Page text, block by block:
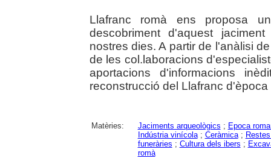
Llafranc romà ens proposa
descobriment d'aquest
nostres dies. A partir de l'anàlisi
de les col.laboracions
aportacions d'informacions
reconstrucció del Llafranc d'època
Matèries: Jaciments arqueològics ; Epoca
Indústria vinícola; Ceràmica;
funeràries ; Cultura dels ibers ;
romà